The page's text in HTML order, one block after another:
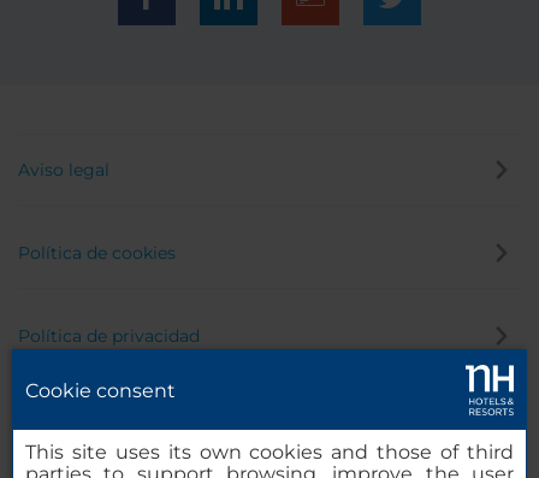
Aviso legal
Política de cookies
Política de privacidad
Cookie consent
This site uses its own cookies and those of third